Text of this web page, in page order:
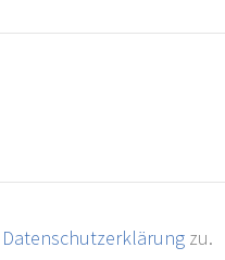
Datenschutzerklärung zu.